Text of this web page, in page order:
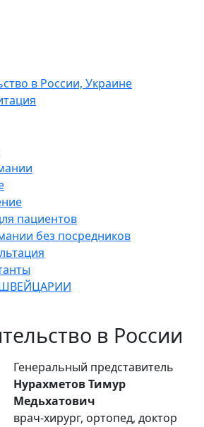
содержанию
в России, Украине
пациентов
без посредников
в России
Генеральный представитель
Нурахметов Тимур
Медьхатович
врач-хирург, ортопед, доктор